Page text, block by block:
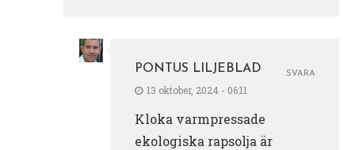
PONTUS LILJEBLAD
13 oktober, 2024 - 06:11
Kloka varmpressade
ekologiska rapsolja är
SVARA